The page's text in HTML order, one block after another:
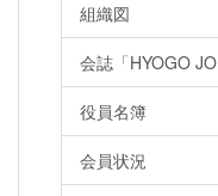
組織図
会誌「HYOGO
役員名簿
会員状況